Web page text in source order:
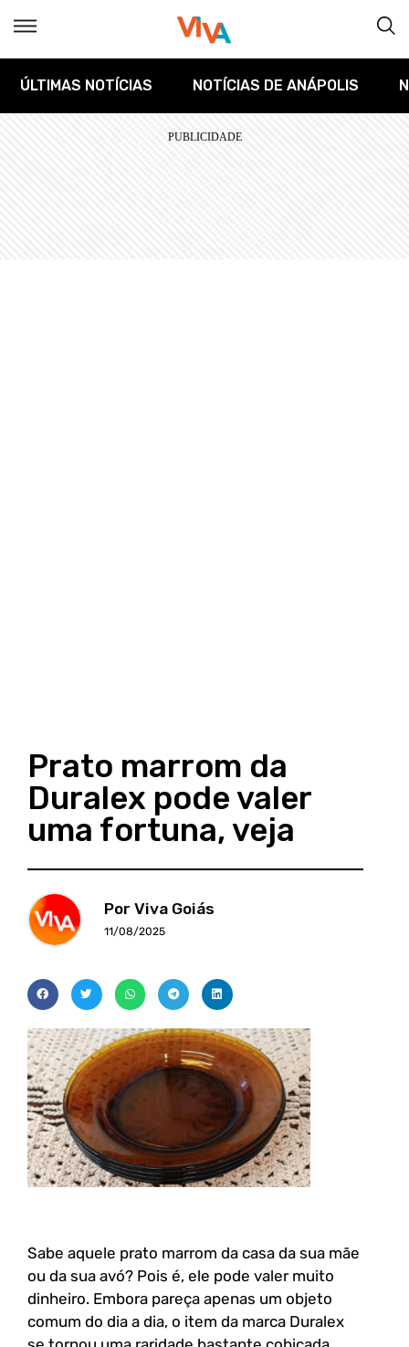
ÚLTIMAS NOTÍCIAS NOTÍCIAS DE ANÁPOLIS
Prato marrom da
Duralex pode valer
uma fortuna, veja
Por Viva Goiás
11/08/2025
Sabe aquele prato marrom da casa da sua mãe
ou da sua avó? Pois é, ele pode valer muito
dinheiro. Embora pareça apenas um objeto
comum do dia a dia, o item da marca Duralex